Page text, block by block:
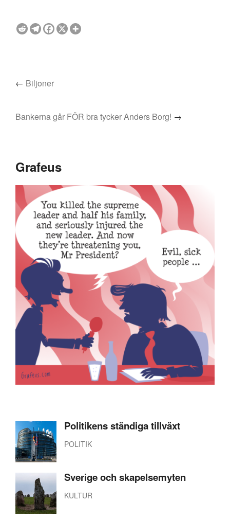
← Biljoner
Bankerna går FÖR bra tycker Anders Borg! →
Grafeus
Politikens ständiga tillväxt
POLITIK
Sverige och skapelsemyten
KULTUR